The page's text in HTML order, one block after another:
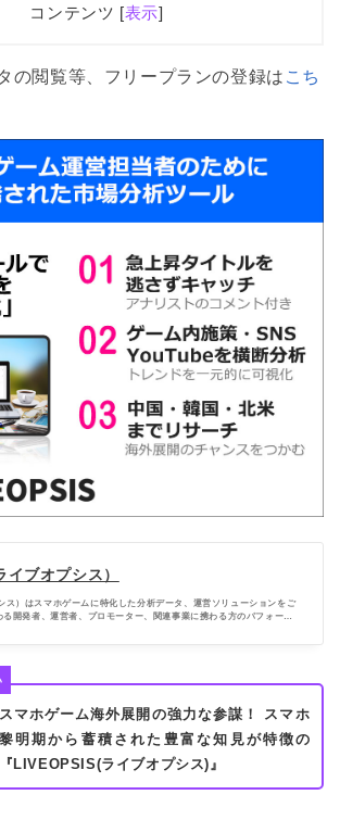
コンテンツ [表示]
のニュース】
トは「ウマ娘 プリティーダービー」が
トでは「MONOPOLY GO!」が連続首位
トでは不動の1位「王者荣耀」が今月も
ータについて【LIVEOPSIS】
の閲覧等、フリープランの登録は こち
ブオプシス）
ス）はスマホゲームに特化した分析データ、運営ソリューションをご
開発者、運営者、プロモーター、関連事業に携わる方のパフォーマ
スマホゲーム海外展開の強力な参謀！ スマホ
黎明期から蓄積された豊富な知見が特徴の
『LIVEOPSIS(ライブオプシス)』